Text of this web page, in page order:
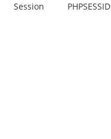
Session
PHPSESSID